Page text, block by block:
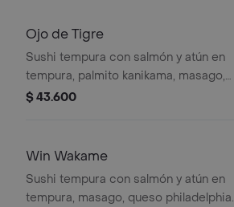
Ojo de Tigre
Sushi tempura con salmón y atún en
tempura, palmito kanikama, masago,
aguacate, envuelto en ajonjolí y salsa
$ 43.600
Win Wakame
Sushi tempura con salmón y atún en
tempura, masago, queso philadelphia,